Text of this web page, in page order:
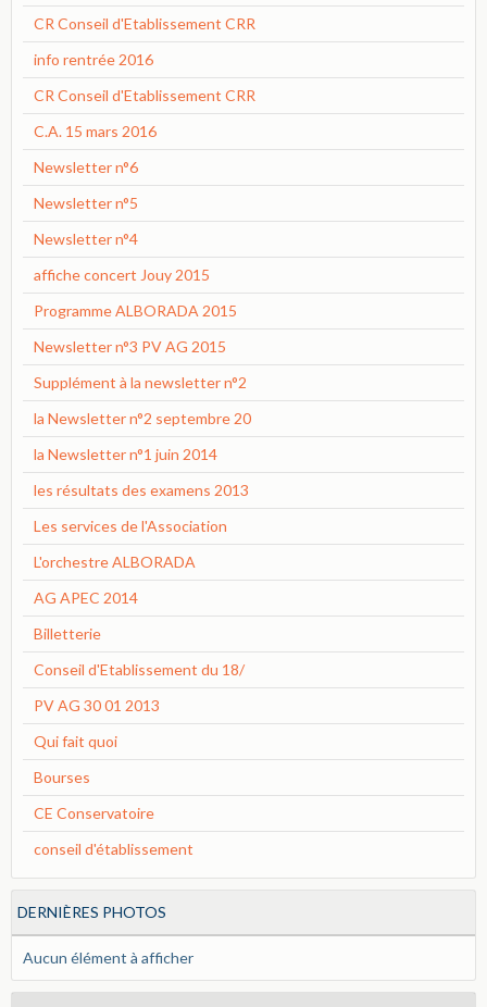
CR Conseil d'Etablissement CRR
info rentrée 2016
CR Conseil d'Etablissement CRR
C.A. 15 mars 2016
Newsletter n°6
Newsletter n°5
Newsletter n°4
affiche concert Jouy 2015
Programme ALBORADA 2015
Newsletter n°3 PV AG 2015
Supplément à la newsletter n°2
la Newsletter n°2 septembre 20
la Newsletter n°1 juin 2014
les résultats des examens 2013
Les services de l'Association
L'orchestre ALBORADA
AG APEC 2014
Billetterie
Conseil d'Etablissement du 18/
PV AG 30 01 2013
Qui fait quoi
Bourses
CE Conservatoire
conseil d'établissement
DERNIÈRES PHOTOS
Aucun élément à afficher